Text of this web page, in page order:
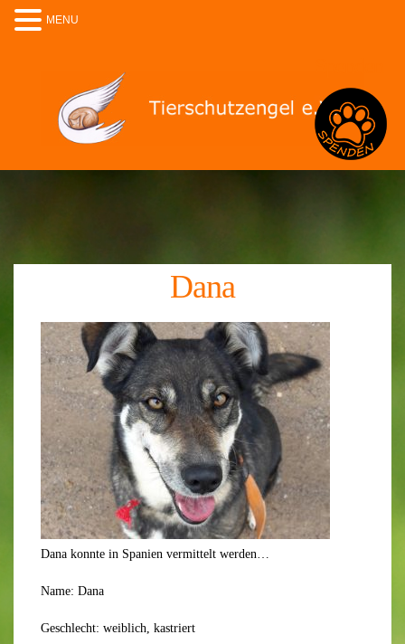
Dana
Dana konnte in Spanien vermittelt werden…
Name: Dana
Geschlecht: weiblich, kastriert
MENU